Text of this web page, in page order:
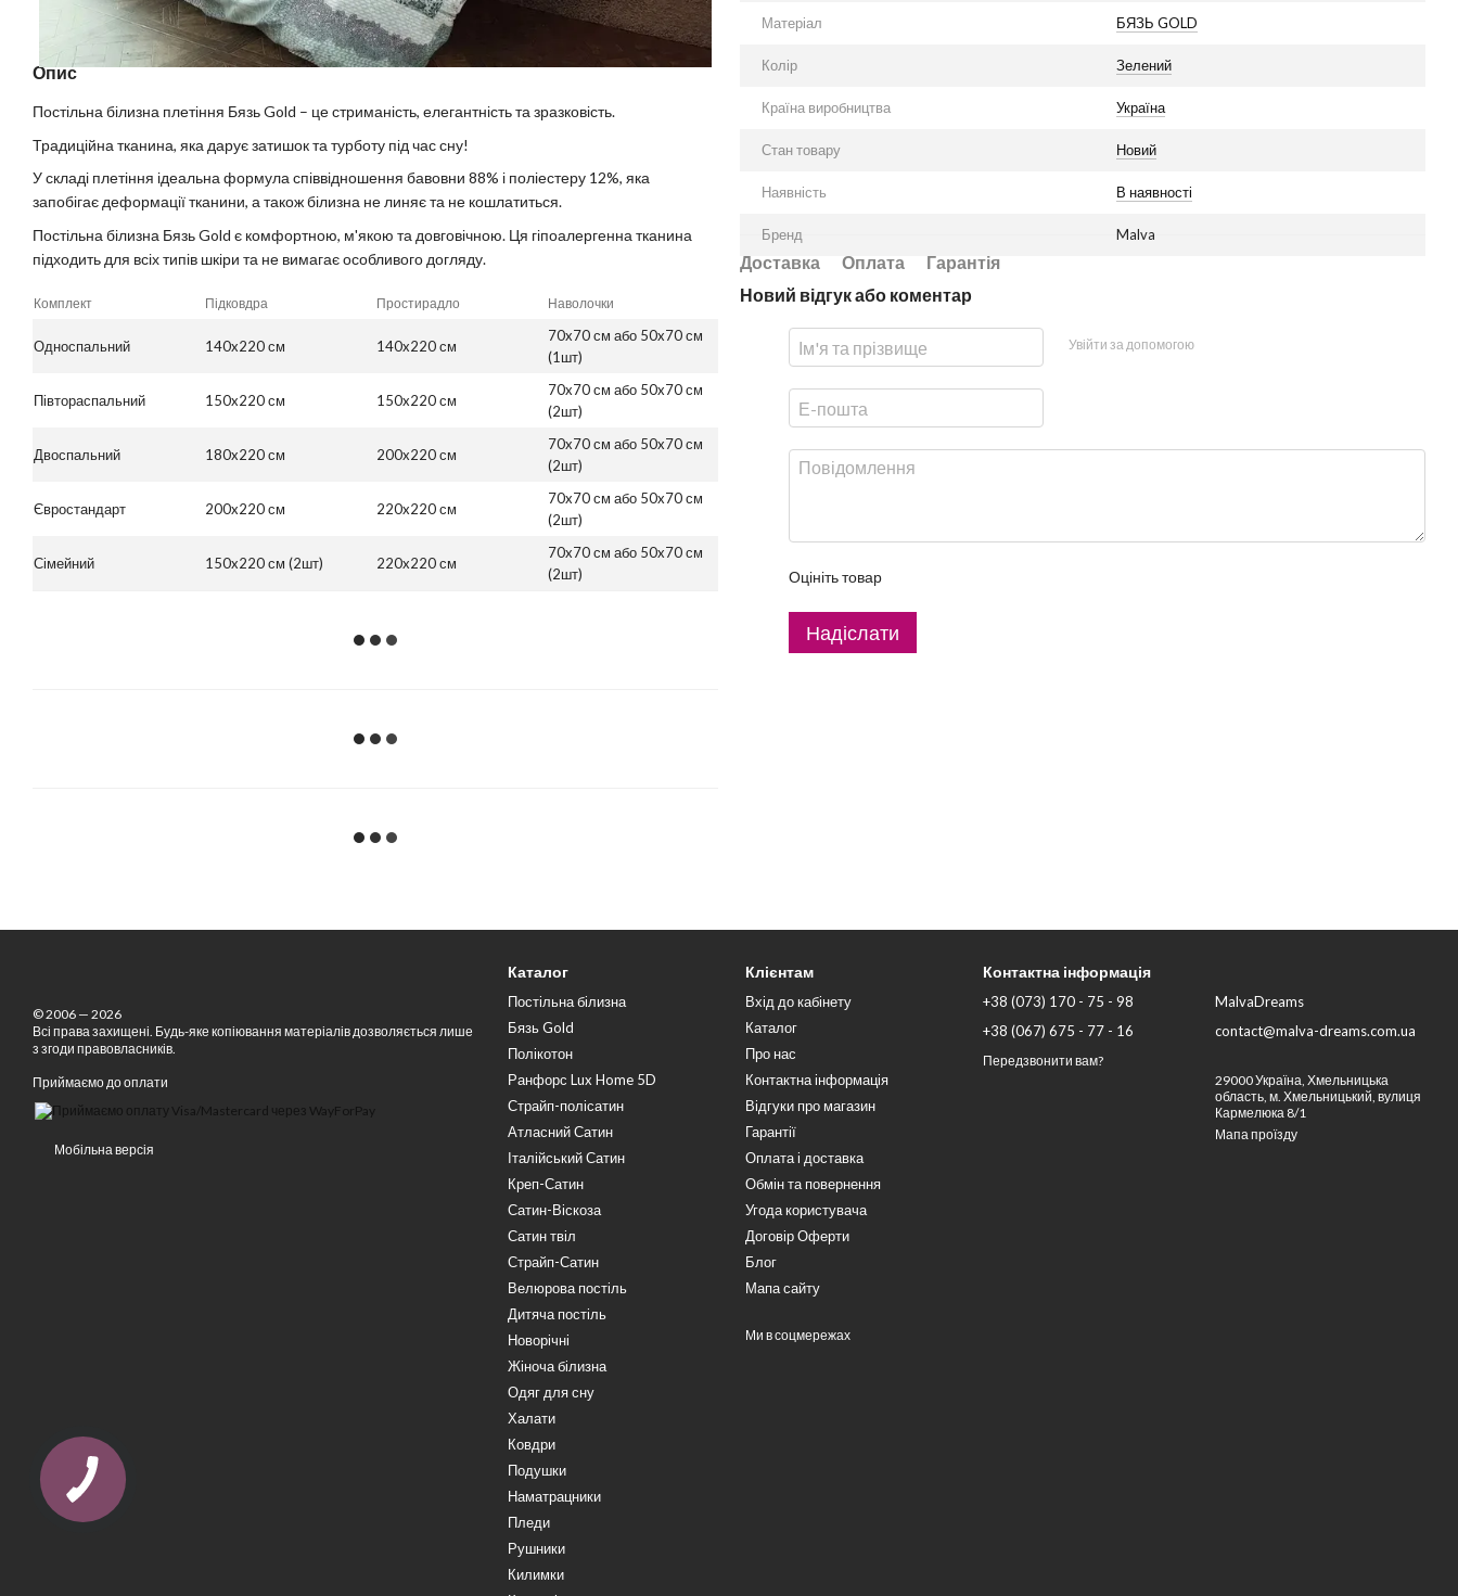
Опис
Постільна білизна плетіння Бязь Gold – це стриманість, елегантність та зразковість.
Традиційна тканина, яка дарує затишок та турботу під час сну!
У складі плетіння ідеальна формула співвідношення бавовни 88% і поліестеру 12%, яка
запобігає деформації тканини, а також білизна не линяє та не кошлатиться.
Постільна білизна Бязь Gold є комфортною, м'якою та довговічною. Ця гіпоалергенна тканина
підходить для всіх типів шкіри та не вимагає особливого догляду.
Комплект Підковдра Простирадло Наволочки
Односпальний 140x220 см 140x220 см
70x70 см або 50x70 см
(1шт)
Півтораспальний 150x220 см 150x220 см
70x70 см або 50x70 см
(2шт)
Двоспальний 180x220 см 200x220 см
70x70 см або 50x70 см
(2шт)
Євростандарт 200x220 см 220x220 см
70x70 см або 50x70 см
(2шт)
Сімейний 150x220 см (2шт) 220x220 см
70x70 см або 50x70 см
(2шт)
Матеріал БЯЗЬ GOLD
Колір Зелений
Країна виробництва Україна
Стан товару Новий
Наявність В наявності
Бренд Malva
Доставка Оплата
Гарантія
Новий відгук або коментар
Увійти за допомогою
Оцініть товар
Надіслати
© 2006 — 2026
Всі права захищені. Будь-яке копіювання матеріалів дозволяється лише
з згоди правовласників.
Приймаємо до оплати
Мобільна версія
Каталог
Постільна білизна
Бязь Gold
Полікотон
Ранфорс Lux Home 5D
Страйп-полісатин
Атласний Сатин
Італійський Сатин
Креп-Сатин
Сатин-Віскоза
Сатин твіл
Страйп-Сатин
Велюрова постіль
Дитяча постіль
Новорічні
Жіноча білизна
Одяг для сну
Халати
Ковдри
Подушки
Наматрацники
Пледи
Рушники
Килимки
Клієнтам
Вхід до кабінету
Каталог
Про нас
Контактна інформація
Відгуки про магазин
Гарантії
Оплата і доставка
Обмін та повернення
Угода користувача
Договір Оферти
Блог
Мапа сайту
Ми в соцмережах
Контактна інформація
+38 (073) 170 - 75 - 98
+38 (067) 675 - 77 - 16
Передзвонити вам?
MalvaDreams
contact@malva-dreams.com.ua
29000 Україна, Хмельницька
область, м. Хмельницький, вулиця
Кармелюка 8/1
Мапа проїзду